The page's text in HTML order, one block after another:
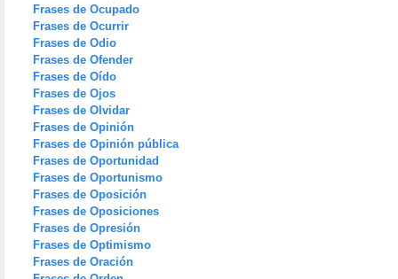
Frases de Ocupado
Frases de Ocurrir
Frases de Odio
Frases de Ofender
Frases de Oído
Frases de Ojos
Frases de Olvidar
Frases de Opinión
Frases de Opinión pública
Frases de Oportunidad
Frases de Oportunismo
Frases de Oposición
Frases de Oposiciones
Frases de Opresión
Frases de Optimismo
Frases de Oración